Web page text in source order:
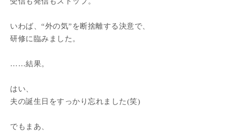
いわば、“外の気”を断捨離する決意で、
研修に臨みました。
……結果。
はい、
夫の誕生日をすっかり忘れました(笑)
でもまあ、